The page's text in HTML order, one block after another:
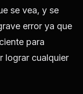
se vea, y se
error ya que
para
lograr cualquier